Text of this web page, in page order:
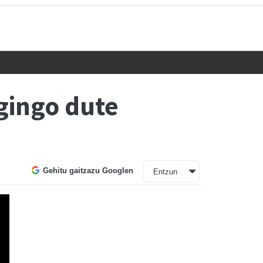
dute
Gehitu gaitzazu Googlen Entzun